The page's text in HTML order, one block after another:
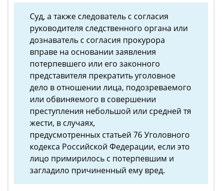
Суд, а также следователь с согласия
руководителя следственного органа или
дознаватель с согласия прокурора
вправе на основании заявления
потерпевшего или его законного
представителя прекратить уголовное
дело в отношении лица, подозреваемого
или обвиняемого в совершении
преступления небольшой или средней тя
жести, в случаях,
предусмотренных статьей 76 Уголовного
кодекса Российской Федерации, если это
лицо примирилось с потерпевшим и
загладило причиненный ему вред.